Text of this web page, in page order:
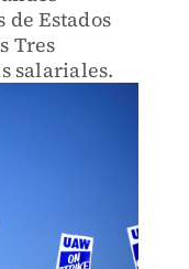
Estados
Tres
salariales.